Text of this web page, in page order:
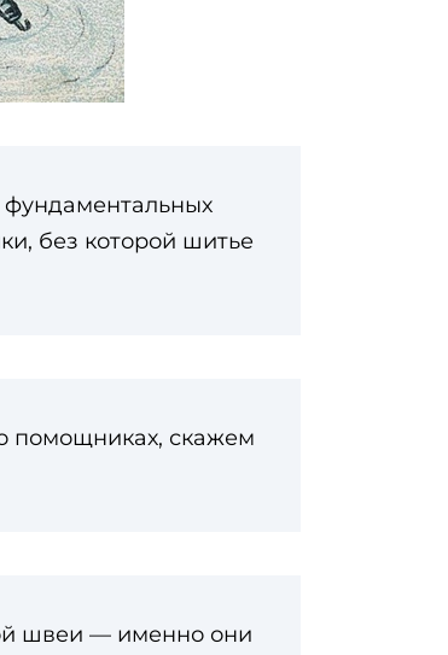
без которой шитье
помощниках, скажем
швеи — именно они